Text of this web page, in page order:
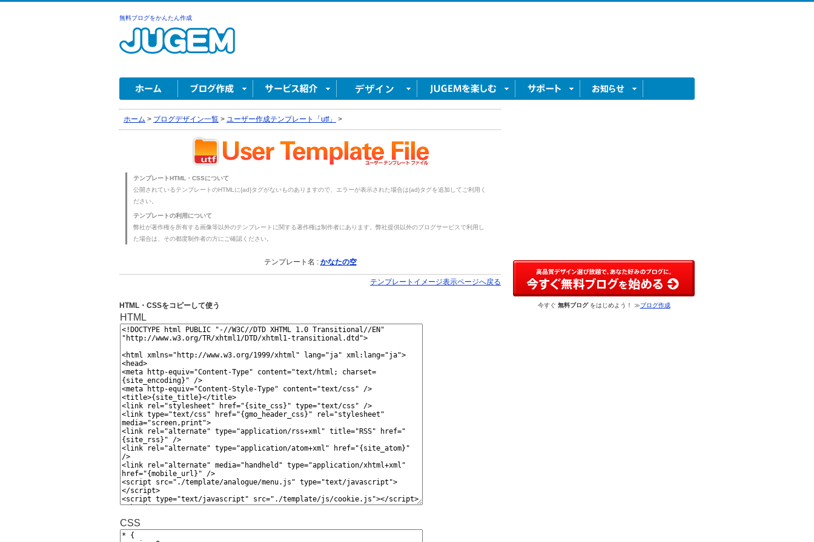
無料ブログをかんたん作成
ホーム > ブログデザイン一覧 > ユーザー作成テンプレート「utf」 >
テンプレートHTML・CSSについて
公開されているテンプレートのHTMLに{ad}タグがないものありますので、エラーが表示された場合は{ad}タグを追加してご利用く
ださい。
テンプレートの利用について
弊社が著作権を所有する画像等以外のテンプレートに関する著作権は制作者にあります。弊社提供以外のブログサービスで利用し
た場合は、その都度制作者の方にご確認ください。
テンプレート名 : かなたの空
テンプレートイメージ表示ページへ戻る
HTML・CSSをコピーして使う
HTML
CSS
今すぐ 無料ブログをはじめよう！ ≫ブログ作成